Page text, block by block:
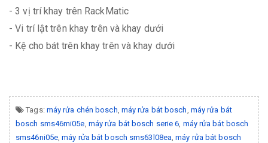
- 3 vị trí khay trên RackMatic
- Vi trí lật trên khay trên và khay dưới
- Kệ cho bát trên khay trên và khay dưới
Tags: máy rửa chén bosch máy rửa bát bosch máy rửa bát
bosch sms46mi05e máy rửa bát bosch serie 6 máy rửa bát bosch
sms46ni05e ,máy rửa bát bosch sms63l08ea ,máy rửa bát bosch